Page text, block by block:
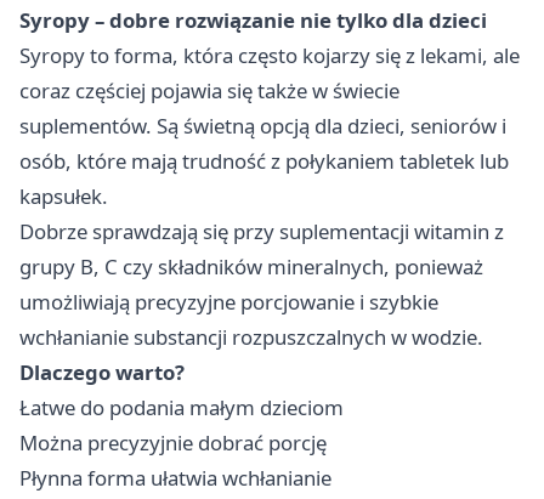
Syropy – dobre rozwiązanie nie tylko dla dzieci
Syropy to forma, która często kojarzy się z lekami, ale
coraz częściej pojawia się także w świecie
suplementów. Są świetną opcją dla dzieci, seniorów i
osób, które mają trudność z połykaniem tabletek lub
kapsułek.
Dobrze sprawdzają się przy suplementacji witamin z
grupy B, C czy składników mineralnych, ponieważ
umożliwiają precyzyjne porcjowanie i szybkie
wchłanianie substancji rozpuszczalnych w wodzie.
Dlaczego warto?
Łatwe do podania małym dzieciom
Można precyzyjnie dobrać porcję
Płynna forma ułatwia wchłanianie